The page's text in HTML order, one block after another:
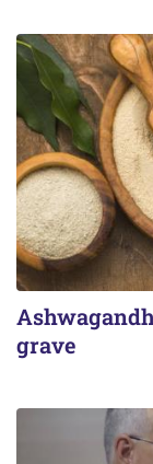
grave